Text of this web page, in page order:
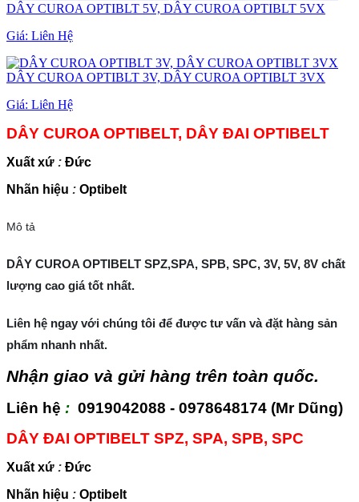
DÂY CUROA OPTIBLT 5V, DÂY CUROA OPTIBLT 5VX
Giá: Liên Hệ
DÂY CUROA OPTIBLT 3V, DÂY CUROA OPTIBLT 3VX
Giá: Liên Hệ
DÂY CUROA OPTIBELT, DÂY ĐAI OPTIBELT
Xuất xứ : Đức
Nhãn hiệu : Optibelt
Mô tả
DÂY CUROA OPTIBELT SPZ,SPA, SPB, SPC, 3V, 5V, 8V chất
lượng cao giá tốt nhất.
Liên hệ ngay với chúng tôi để được tư vấn và đặt hàng sản
phẩm nhanh nhất.
Nhận giao và gửi hàng trên toàn quốc.
Liên hệ : 0919042088 - 0978648174 (Mr Dũng)
DÂY ĐAI OPTIBELT SPZ, SPA, SPB, SPC
Xuất xứ : Đức
Nhãn hiệu : Optibelt